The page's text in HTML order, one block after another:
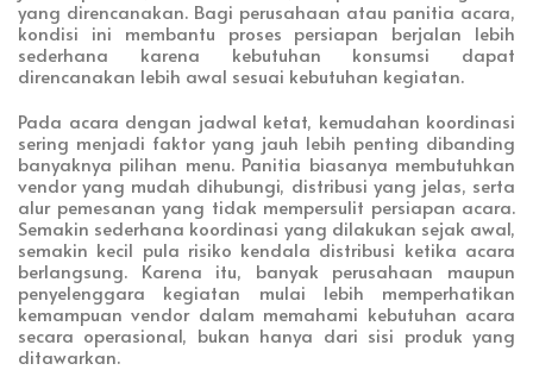
yang direncanakan. Bagi perusahaan atau panitia acara,
kondisi ini membantu proses persiapan berjalan lebih
sederhana karena kebutuhan konsumsi dapat
direncanakan lebih awal sesuai kebutuhan kegiatan.
Pada acara dengan jadwal ketat, kemudahan koordinasi
sering menjadi faktor yang jauh lebih penting dibanding
banyaknya pilihan menu. Panitia biasanya membutuhkan
vendor yang mudah dihubungi, distribusi yang jelas, serta
alur pemesanan yang tidak mempersulit persiapan acara.
Semakin sederhana koordinasi yang dilakukan sejak awal,
semakin kecil pula risiko kendala distribusi ketika acara
berlangsung. Karena itu, banyak perusahaan maupun
penyelenggara kegiatan mulai lebih memperhatikan
kemampuan vendor dalam memahami kebutuhan acara
secara operasional, bukan hanya dari sisi produk yang
ditawarkan.